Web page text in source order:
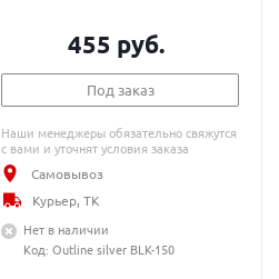
455 руб.
Под заказ
Наши менеджеры обязательно свяжутся
с вами и уточнят условия заказа
Самовывоз
Курьер, ТК
Нет в наличии
Код: Outline silver BLK-150